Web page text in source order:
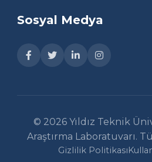
Sosyal Medya
© 2026 Yıldız Teknik
Araştırma Laboratuvarı.
Gizlilik Politikası